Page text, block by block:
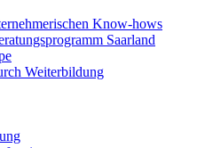
Know-hows
Saarland
Weiterbildung